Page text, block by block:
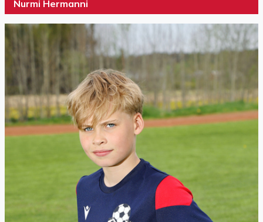
Nurmi Hermanni